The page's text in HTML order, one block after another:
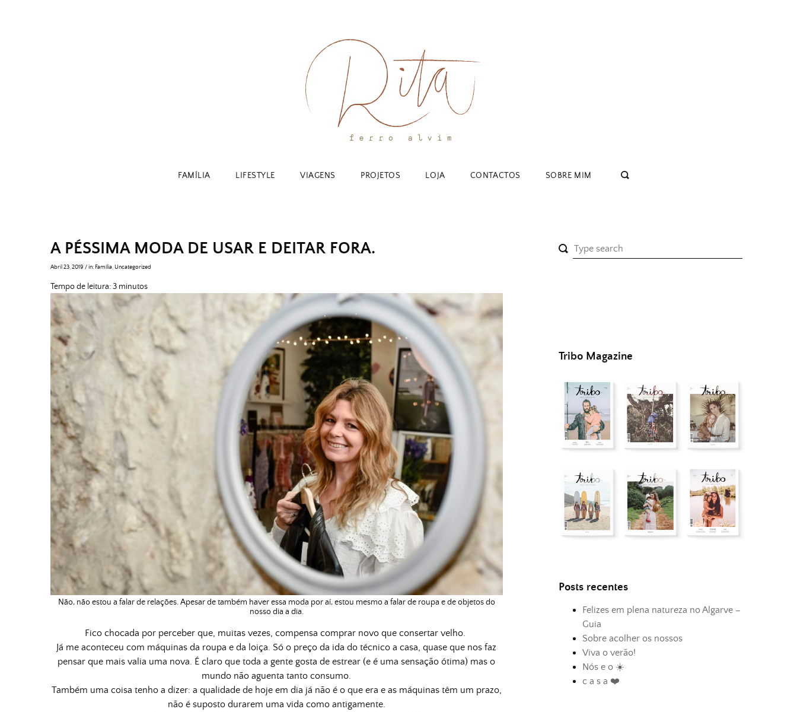
FAMÍLIA LIFESTYLE VIAGENS PROJETOS LOJA CONTACTOS SOBRE MIM
A PÉSSIMA MODA DE USAR E DEITAR FORA.
Abril 23, 2019 /in: Família, Uncategorized
Tempo de leitura:3 minutos
Não, não estou a falar de relações. Apesar de também haver essa moda por aí, estou mesmo a falar de roupa e de objetos do
nosso dia a dia.
Fico chocada por perceber que, muitas vezes, compensa comprar novo que consertar velho.
Já me aconteceu com máquinas da roupa e da loiça. Só o preço da ida do técnico a casa, quase que nos faz
pensar que mais valia uma nova. É claro que toda a gente gosta de estrear (e é uma sensação ótima) mas o
mundo não aguenta tanto consumo.
Também uma coisa tenho a dizer: a qualidade de hoje em dia já não é o que era e as máquinas têm um prazo,
não é suposto durarem uma vida como antigamente.
Tribo Magazine
Posts recentes
Felizes em plena natureza no Algarve –
Guia
Sobre acolher os nossos
Viva o verão!
Nós e o ☀️
c a s a ❤️